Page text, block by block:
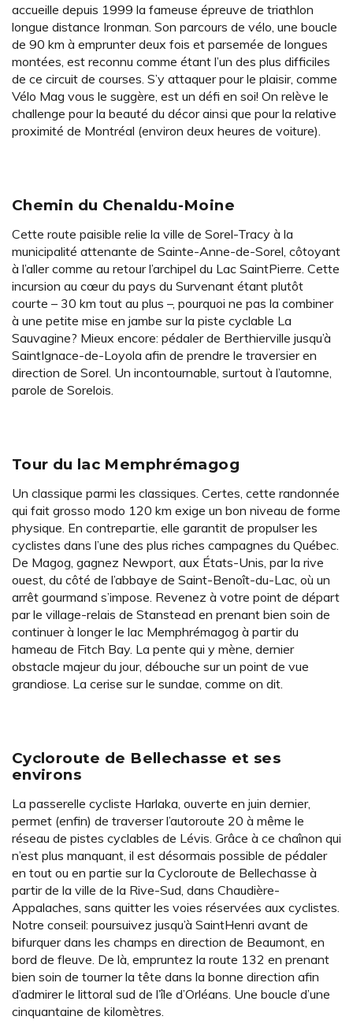
accueille depuis 1999 la fameuse épreuve de triathlon
longue distance Ironman. Son parcours de vélo, une boucle
de 90 km à emprunter deux fois et parsemée de longues
montées, est reconnu comme étant l’un des plus difficiles
de ce circuit de courses. S’y attaquer pour le plaisir, comme
Vélo Mag vous le suggère, est un défi en soi! On relève le
challenge pour la beauté du décor ainsi que pour la relative
proximité de Montréal (environ deux heures de voiture).
Chemin du Chenaldu-Moine
Cette route paisible relie la ville de Sorel-Tracy à la
municipalité attenante de Sainte-Anne-de-Sorel, côtoyant
à l’aller comme au retour l’archipel du Lac SaintPierre. Cette
incursion au cœur du pays du Survenant étant plutôt
courte – 30 km tout au plus –, pourquoi ne pas la combiner
à une petite mise en jambe sur la piste cyclable La
Sauvagine? Mieux encore: pédaler de Berthierville jusqu’à
SaintIgnace-de-Loyola afin de prendre le traversier en
direction de Sorel. Un incontournable, surtout à l’automne,
parole de Sorelois.
Tour du lac Memphrémagog
Un classique parmi les classiques. Certes, cette randonnée
qui fait grosso modo 120 km exige un bon niveau de forme
physique. En contrepartie, elle garantit de propulser les
cyclistes dans l’une des plus riches campagnes du Québec.
De Magog, gagnez Newport, aux États-Unis, par la rive
ouest, du côté de l’abbaye de Saint-Benoît-du-Lac, où un
arrêt gourmand s’impose. Revenez à votre point de départ
par le village-relais de Stanstead en prenant bien soin de
continuer à longer le lac Memphrémagog à partir du
hameau de Fitch Bay. La pente qui y mène, dernier
obstacle majeur du jour, débouche sur un point de vue
grandiose. La cerise sur le sundae, comme on dit.
Cycloroute de Bellechasse et ses
environs
La passerelle cycliste Harlaka, ouverte en juin dernier,
permet (enfin) de traverser l’autoroute 20 à même le
réseau de pistes cyclables de Lévis. Grâce à ce chaînon qui
n’est plus manquant, il est désormais possible de pédaler
en tout ou en partie sur la Cycloroute de Bellechasse à
partir de la ville de la Rive-Sud, dans Chaudière-
Appalaches, sans quitter les voies réservées aux cyclistes.
Notre conseil: poursuivez jusqu’à SaintHenri avant de
bifurquer dans les champs en direction de Beaumont, en
bord de fleuve. De là, empruntez la route 132 en prenant
bien soin de tourner la tête dans la bonne direction afin
d’admirer le littoral sud de l’île d’Orléans. Une boucle d’une
cinquantaine de kilomètres.